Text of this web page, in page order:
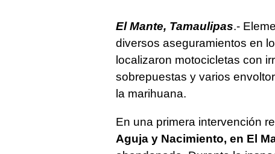
El Mante, Tamaulipas.-
diversos aseguramientos en
localizaron motocicletas con
sobrepuestas y varios
la marihuana.
En una primera intervención
Aguja y Nacimiento, en El